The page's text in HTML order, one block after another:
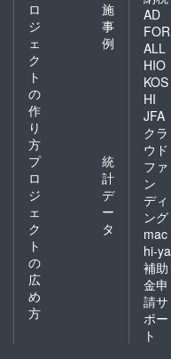
ロ
ジ
ェ
ク
ト
の
作
り
方
施
事
例
プ
ロ
ジ
ェ
ク
ト
の
広
め
方
統
計
デ
ー
タ
AD
FOR
ALL
HIO
KOS
HI
JFA
クラ
ウド
ファ
ン
ディ
ング
mac
hi-ya
補助
金申
請サ
ポー
ト